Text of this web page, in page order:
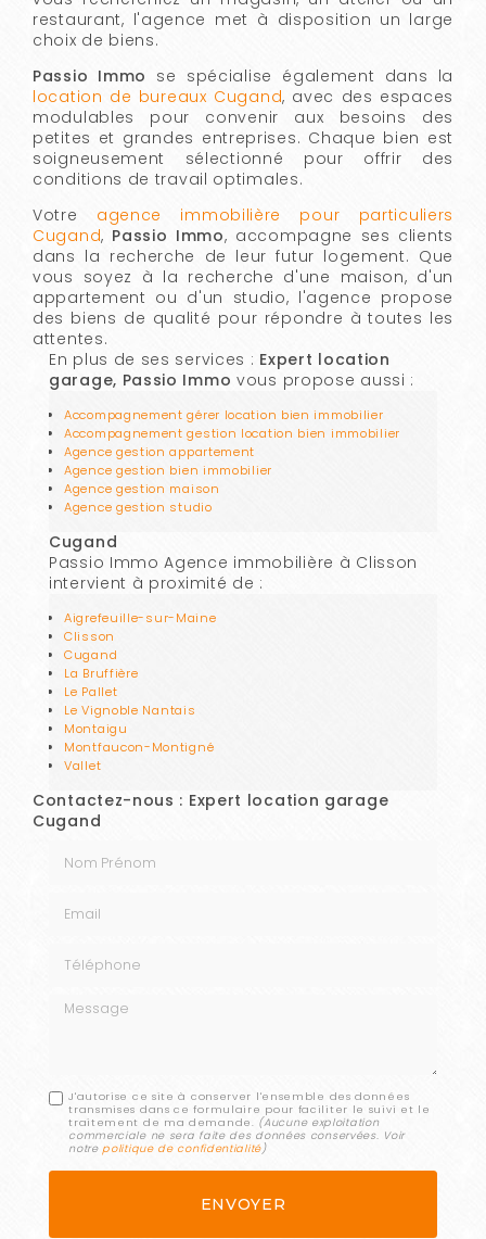
restaurant, l'agence met à disposition un large
choix de biens.
Passio Immo se spécialise également dans la
location de bureaux Cugand, avec des espaces
modulables pour convenir aux besoins des
petites et grandes entreprises. Chaque bien est
soigneusement sélectionné pour offrir des
conditions de travail optimales.
Votre agence immobilière pour particuliers
Cugand, Passio Immo, accompagne ses clients
dans la recherche de leur futur logement. Que
vous soyez à la recherche d'une maison, d'un
appartement ou d'un studio, l'agence propose
des biens de qualité pour répondre à toutes les
attentes.
En plus de ses services : Expert location
garage, Passio Immo vous propose aussi :
Accompagnement gérer location bien immobilier
Accompagnement gestion location bien immobilier
Agence gestion appartement
Agence gestion bien immobilier
Agence gestion maison
Agence gestion studio
Cugand
Passio Immo Agence immobilière à Clisson
intervient à proximité de :
Aigrefeuille-sur-Maine
Clisson
Cugand
La Bruffière
Le Pallet
Le Vignoble Nantais
Montaigu
Montfaucon-Montigné
Vallet
Contactez-nous : Expert location garage
Cugand
Message
J'autorise ce site à conserver l'ensemble des données
transmises dans ce formulaire pour faciliter le suivi et le
traitement de ma demande. (Aucune exploitation
commerciale ne sera faite des données conservées. Voir
notrepolitique de confidentialité)